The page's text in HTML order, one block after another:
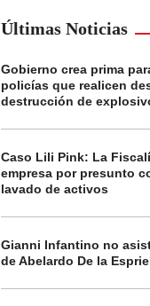
Últimas Noticias
Gobierno crea prima
policías que realicen
destrucción de
Caso Lili Pink: La
empresa por presunto
lavado de activos
Gianni Infantino no
de Abelardo De la